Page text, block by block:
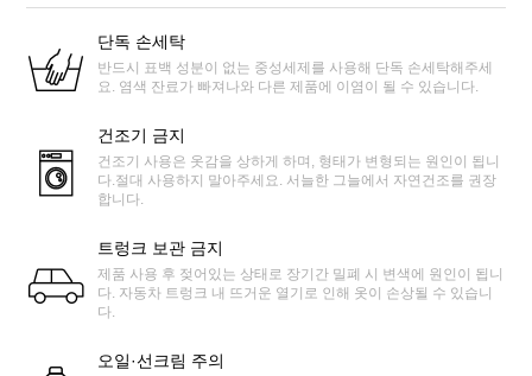
단독 손세탁
반드시 표백 성분이 없는 중성세제를 사용해 단독 손세탁해주세
요. 염색 잔료가 빠져나와 다른 제품에 이염이 될 수 있습니다.
건조기 금지
건조기 사용은 옷감을 상하게 하며, 형태가 변형되는 원인이 됩니
다.절대 사용하지 말아주세요. 서늘한 그늘에서 자연건조를 권장
합니다.
트렁크 보관 금지
제품 사용 후 젖어있는 상태로 장기간 밀폐 시 변색에 원인이 됩니
다. 자동차 트렁크 내 뜨거운 열기로 인해 옷이 손상될 수 있습니
다.
오일·선크림 주의